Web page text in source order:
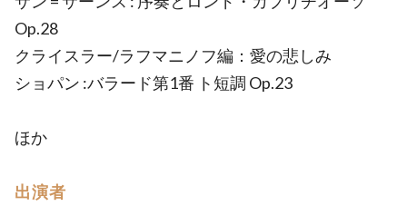
Op.28
クライスラー/ラフマニノフ編：愛の悲しみ
ショパン :バラード第1番 ト短調 Op.23
ほか
出演者